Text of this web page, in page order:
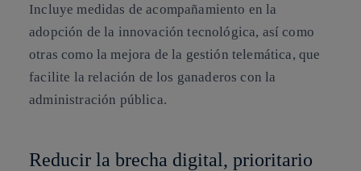
Incluye medidas de acompañamiento en la
adopción de la innovación tecnológica, así como
otras como la mejora de la gestión telemática, que
facilite la relación de los ganaderos con la
administración pública.
Reducir la brecha digital, prioritario